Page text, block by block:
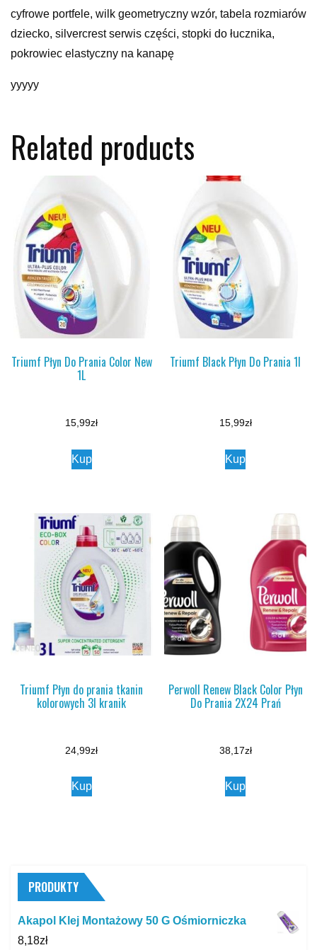
cyfrowe portfele, wilk geometryczny wzór, tabela rozmiarów
dziecko, silvercrest serwis części, stopki do łucznika,
pokrowiec elastyczny na kanapę
yyyyy
Related products
Triumf Płyn Do Prania Color New
1L
15,99zł
Kup
Triumf Black Płyn Do Prania 1l
15,99zł
Kup
Triumf Płyn do prania tkanin
kolorowych 3l kranik
24,99zł
Kup
Perwoll Renew Black Color Płyn
Do Prania 2X24 Prań
38,17zł
Kup
PRODUKTY
Akapol Klej Montażowy 50 G Ośmiorniczka
8,18zł